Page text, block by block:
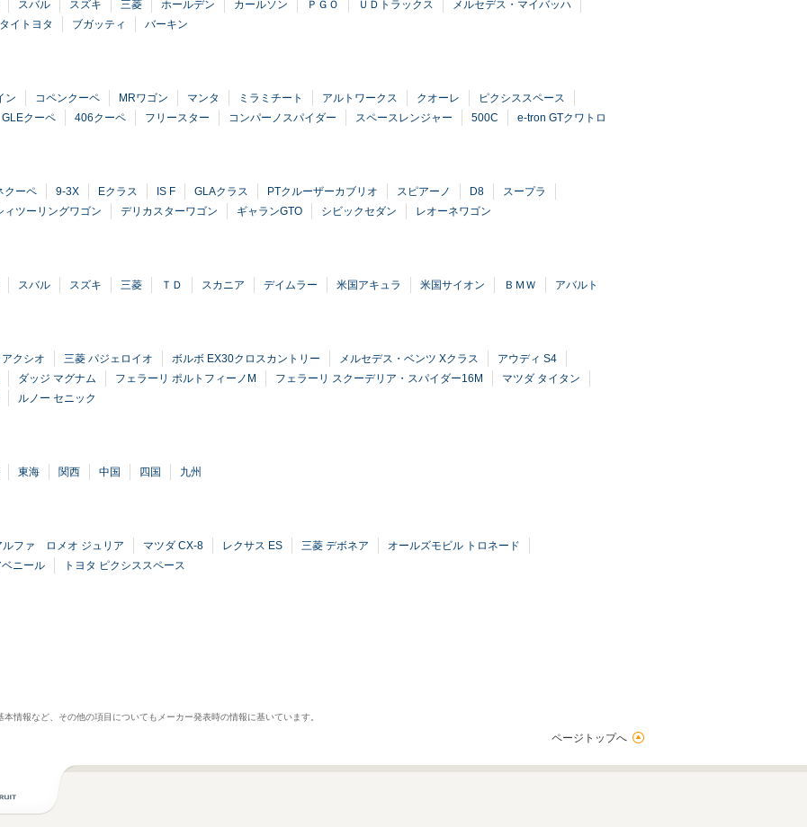
スバル スズキ 三菱 ホールデン カールソン ＰＧＯ ＵＤトラックス
メルセデス・マイバッハ
タイトヨタ ブガッティ バーキン
ン コペンクーペ MRワゴン マンタ ミラミチート アルトワークス クオーレ
ピクシススペース
GLEクーペ 406クーペ フリースター コンパーノスパイダー スペースレンジャー 500C e-tron GTクワトロ
クーペ 9-3X Eクラス IS F GLAクラス PTクルーザーカブリオ スピアーノ D8
スープラ
ィツーリングワゴン デリカスターワゴン ギャランGTO シビックセダン レオーネワゴン
スバル スズキ 三菱 ＴＤ スカニア デイムラー 米国アキュラ 米国サイオン ＢＭＷ アバルト
クシオ 三菱 パジェロイオ ボルボ EX30クロスカントリー メルセデス・ベンツ Xクラス
アウディ S4
ダッジ マグナム フェラーリ ポルトフィーノM フェラーリ スクーデリア・スパイダー16M
マツダ タイタン
ルノー セニック
東海 関西 中国 四国 九州
ルファ ロメオ ジュリア マツダ CX-8 レクサス ES 三菱 デボネア
オールズモビル トロネード
ベニール トヨタ ピクシススペース
情報など、その他の項目についてもメーカー発表時の情報に基いています。
ページトップへ